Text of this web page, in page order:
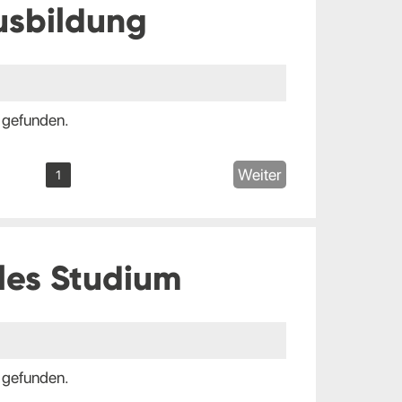
1 Weiter
Studium